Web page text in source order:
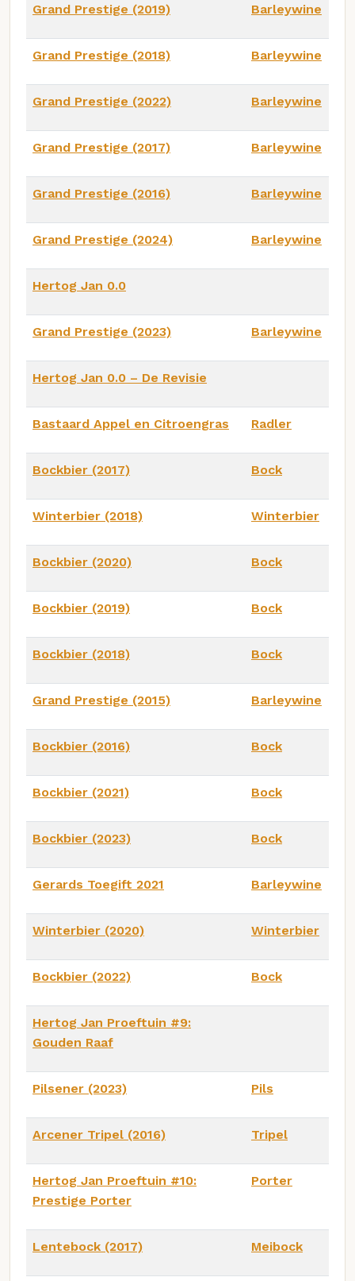
Grand Prestige (2019) Barleywine
Grand Prestige (2018) Barleywine
Grand Prestige (2022) Barleywine
Grand Prestige (2017) Barleywine
Grand Prestige (2016) Barleywine
Grand Prestige (2024) Barleywine
Hertog Jan 0.0
Grand Prestige (2023) Barleywine
Hertog Jan 0.0 – De Revisie
Bastaard Appel en Citroengras Radler
Bockbier (2017) Bock
Winterbier (2018) Winterbier
Bockbier (2020) Bock
Bockbier (2019) Bock
Bockbier (2018) Bock
Grand Prestige (2015) Barleywine
Bockbier (2016) Bock
Bockbier (2021) Bock
Bockbier (2023) Bock
Gerards Toegift 2021 Barleywine
Winterbier (2020) Winterbier
Bockbier (2022) Bock
Hertog Jan Proeftuin #9:
Gouden Raaf
Pilsener (2023) Pils
Arcener Tripel (2016) Tripel
Hertog Jan Proeftuin #10:
Prestige Porter
Porter
Lentebock (2017) Meibock